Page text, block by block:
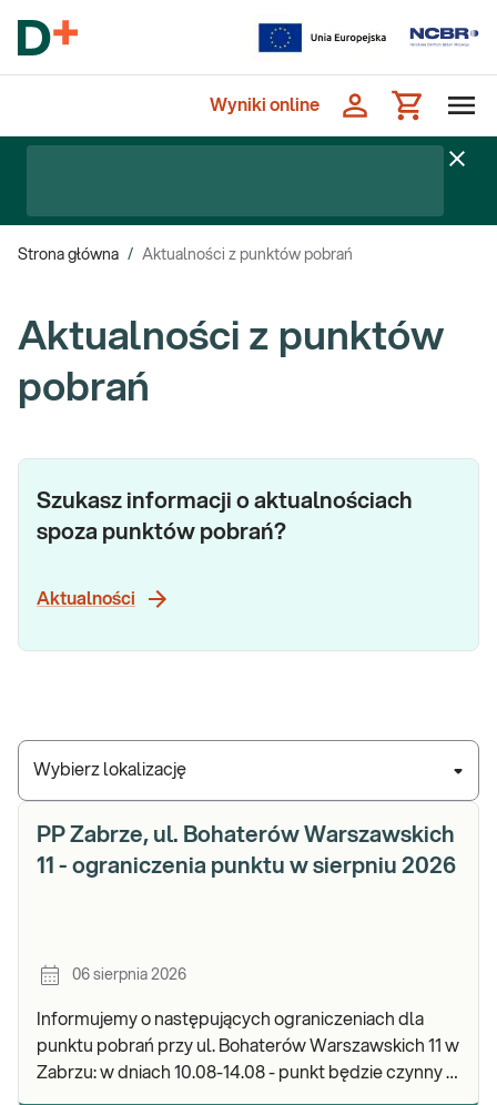
Wyniki online
Strona główna / Aktualności z punktów pobrań
Aktualności z punktów
pobrań
Wybierz lokalizację
Szukasz informacji o aktualnościach
spoza punktów pobrań?
Aktualności
PP Zabrze, ul. Bohaterów Warszawskich
11 - ograniczenia punktu w sierpniu 2026
06 sierpnia 2026
Informujemy o następujących ograniczeniach dla
punktu pobrań przy ul. Bohaterów Warszawskich 11 w
Zabrzu: w dniach 10.08-14.08 - punkt będzie czynny w